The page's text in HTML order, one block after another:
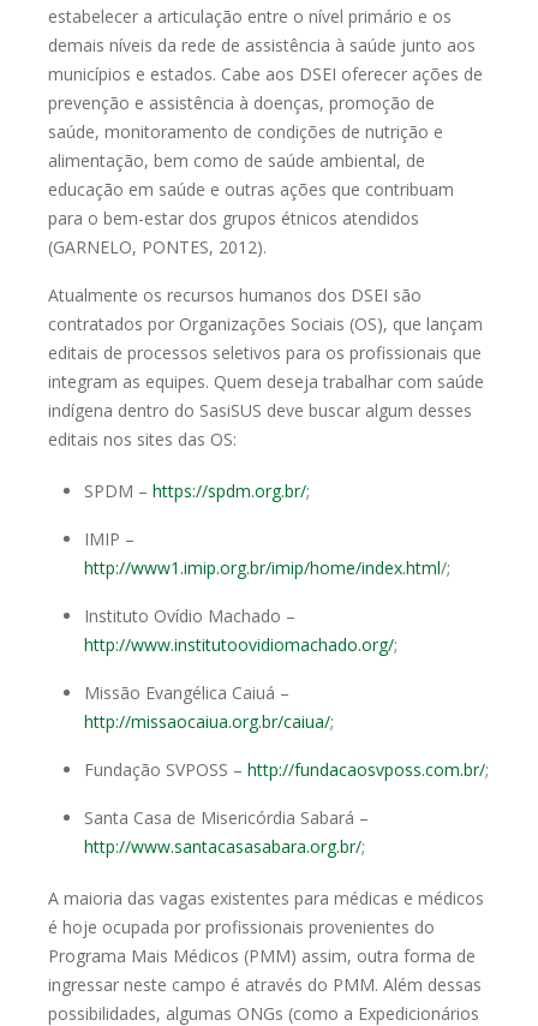
estabelecer a articulação entre o nível primário e os
demais níveis da rede de assistência à saúde junto aos
municípios e estados. Cabe aos DSEI oferecer ações de
prevenção e assistência à doenças, promoção de
saúde, monitoramento de condições de nutrição e
alimentação, bem como de saúde ambiental, de
educação em saúde e outras ações que contribuam
para o bem-estar dos grupos étnicos atendidos
(GARNELO, PONTES, 2012).
Atualmente os recursos humanos dos DSEI são
contratados por Organizações Sociais (OS), que lançam
editais de processos seletivos para os profissionais que
integram as equipes. Quem deseja trabalhar com saúde
indígena dentro do SasiSUS deve buscar algum desses
editais nos sites das OS:
SPDM –https://spdm.org.br/;
IMIP –
http://www1.imip.org.br/imip/home/index.html/;
Instituto Ovídio Machado –
http://www.institutoovidiomachado.org/;
Missão Evangélica Caiuá –
http://missaocaiua.org.br/caiua/;
Fundação SVPOSS – http://fundacaosvposs.com.br/;
Santa Casa de Misericórdia Sabará –
http://www.santacasasabara.org.br/;
A maioria das vagas existentes para médicas e médicos
é hoje ocupada por profissionais provenientes do
Programa Mais Médicos (PMM) assim, outra forma de
ingressar neste campo é através do PMM. Além dessas
possibilidades, algumas ONGs (como a Expedicionários